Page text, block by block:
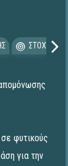
φυτικούς
για την